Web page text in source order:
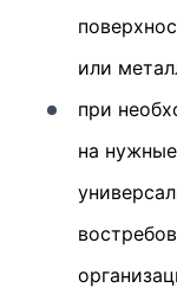
или
при
на